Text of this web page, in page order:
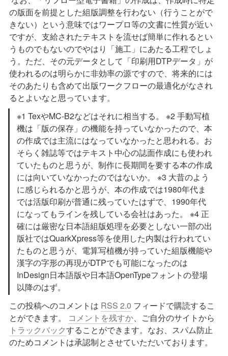
の版面を前提とした組版調整を行わない（行うことがで
きない）という意味ではワープロ等の文書に性質が近い
ですが、支給されたテキストを流せば簡単に作れるとい
うものでもないのでやはり「施工」にあたる工程でしょ
う。ただ、その元データとして「印刷用DTPデータ」が
使われるのは明らかに非効率の源ですので、将来的には
そのあたりも含めて出版ワークフローの最適化がなされ
るとよいなと思っています。
※1 TexやMC-B2などはそれに相当する。 ※2 手動写植
機は「版の保存」の機能を持っていなかったので、本
の作成では主流にはなっていなかったと思われる。お
そらく雑誌等ではテキスト中心の誌面作成にも使われ
ていたものと思うが、制作に長期間を要する本の作成
には向いていなかったのではないか。 ※3 大昔のよう
に感じられるかと思うが、本の作成では1980年代ま
では活版印刷が普通に残っていたはずで、1990年代
になってもラインを残している会社はあった。 ※4 正
確には厳密な日本語組版処理を必要としない一部の出
版社ではQuarkXpress等を使用した内製は行われてい
たものと思うが、電算写植機が持っていた組版機能や
漢字の字形の再現がDTPでも可能になったのは
InDesign日本語版や日本語OpenTypeフォントの登場
以降のはず。
この投稿へのコメントは RSS 2.0 フィードで購読するこ
とができます。 コメントを残すか、ご自分のサイトから
トラックバックすることができます。なお、スパム防止
のためコメントは承認制とさせていただいております。